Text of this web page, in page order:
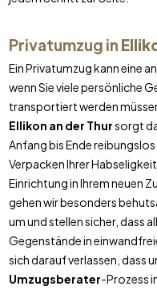
Privatumzug in
Ein Privatumzug kann eine
wenn Sie viele persönliche
transportiert werden
Ellikon an der Thursorgt
Anfang bis Ende
Verpacken Ihrer
Einrichtung in Ihrem neuen
gehen wir besonders
um und stellen sicher, dass
Gegenstände in
sich darauf verlassen, dass
Umzugsberater-Prozess